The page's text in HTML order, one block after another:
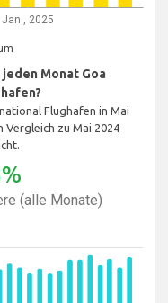
Jan., 2025
Monat Goa
Flughafen in Mai
Vergleich zu Mai 2024
(alle Monate)